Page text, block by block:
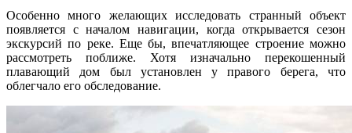
Особенно много желающих исследовать странный объект
появляется с началом навигации, когда открывается сезон
экскурсий по реке. Еще бы, впечатляющее строение можно
рассмотреть поближе. Хотя изначально перекошенный
плавающий дом был установлен у правого берега, что
облегчало его обследование.